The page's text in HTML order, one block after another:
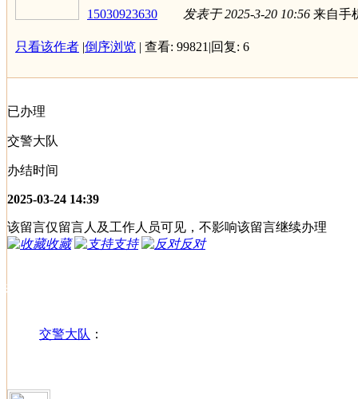
15030923630 发表于 2025-3-20 10:56 来自手
只看该作者 |倒序浏览 | 查看: 99821 |回复: 6
已办理
交警大队
办结时间
2025-03-24 14:39
该留言仅留言人及工作人员可见，不影响该留言继续办理
收藏
支持 反对
办理进度
交警大队 ：